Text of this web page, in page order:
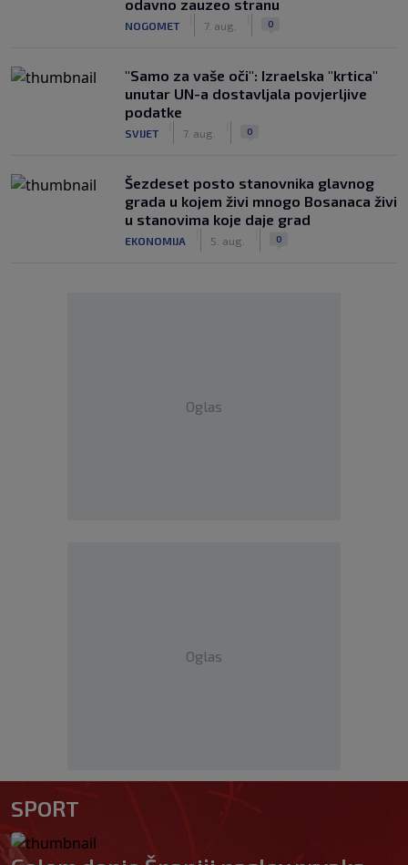
odavno zauzeo stranu
NOGOMET 7. aug. 0
"Samo za vaše oči": Izraelska "krtica"
unutar UN-a dostavljala povjerljive
podatke
SVIJET 7. aug. 0
Šezdeset posto stanovnika glavnog
grada u kojem živi mnogo Bosanaca živi
u stanovima koje daje grad
EKONOMIJA 5. aug. 0
Oglas
Oglas
SPORT